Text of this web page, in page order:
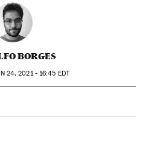
BORGES
24, 2021 - 16:45 EDT
Sociales